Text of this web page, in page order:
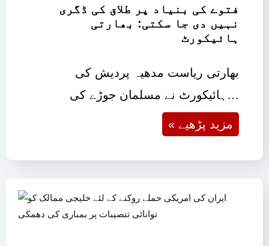
فتوے کی بنیاد پر طلاق کی ڈگری
نہیں دی جا سکتی: بھارتی
ہائیکورٹ
بھارتی ریاست مدھیہ پردیش کی
ہائیکورٹ نے مسلمان جوڑے کی…
« مزید پڑھیے